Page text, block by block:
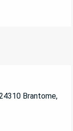
Brantome,